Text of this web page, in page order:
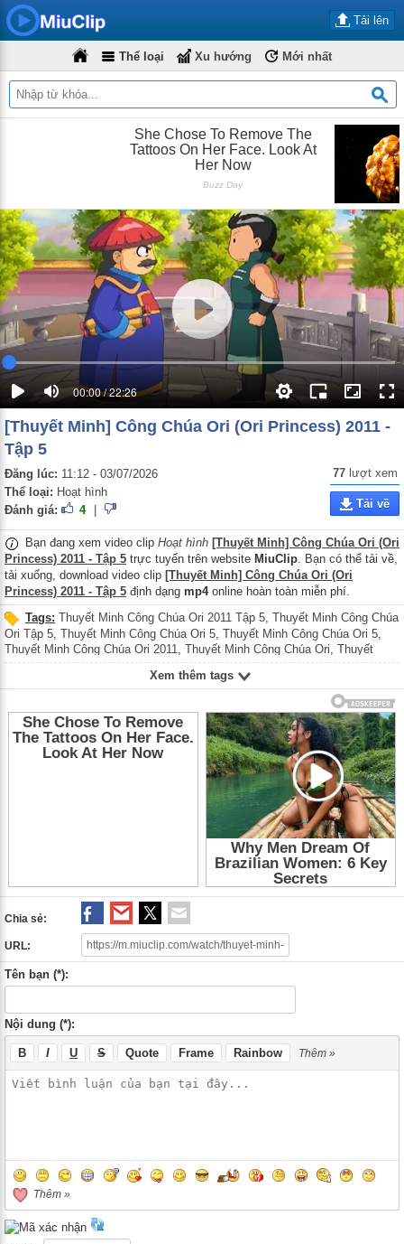
Tải lên
Thể loại Xu hướng Mới nhất
00:00 / 22:26
[Thuyết Minh] Công Chúa Ori (Ori Princess) 2011 -
Tập 5
Đăng lúc: 11:12 - 03/07/2026
Thể loại: Hoạt hình
Đánh giá:
4
77lượt xem
Tải về
Bạn đang xem video clip Hoạt hình [Thuyết Minh] Công Chúa Ori (Ori
Princess) 2011 - Tập 5 trực tuyến trên website MiuClip. Bạn có thể tải về,
tải xuống, download video clip [Thuyết Minh] Công Chúa Ori (Ori
Princess) 2011 - Tập 5 định dạng mp4online hoàn toàn miễn phí.
Tags: Thuyết Minh Công Chúa Ori 2011 Tập 5, Thuyết Minh Công Chúa
Ori Tập 5 Thuyết Minh Công Chúa Ori 5 Thuyết Minh Công Chúa Ori 5
Thuyết Minh Công Chúa Ori 2011
Thuyết Minh Công Chúa Ori Thuyết
Minh Ori Princess 2011 Tập 5,Thuyết Minh Ori Princess Tập 5,Thuyết
Thuyết Minh Ori Princess 2011
Công Chúa Ori
5,Công Chúa Ori 5,Công Chúa Ori 2011,Công Chúa Ori,Ori Princess
2011 Tập 5,Ori Princess Tập 5,Ori Princess 5,Ori Princess 2011,Ori
Princess,Phim hoạt hình Trung Quốc ,Phim hoạt hình,Phim Trung Quốc,
Thuyet Minh Cong Chua Ori 2011 Tap 5,Thuyet Minh Cong Chua Ori Tap 5
Thuyet Minh Cong Chua Ori 5,Thuyet Minh
Thuyet Minh Cong Chua Ori,Thuyet Minh Ori
Thuyet Minh Ori Princess Tap 5,Thuyet Minh Ori
Thuyet Minh Ori Princess 2011 Thuyet Minh Ori Princess,
Cong Chua Ori Tap 5,Cong Chua Ori 5,Cong
Cong Chua Ori, Ori Princess 2011 Tap 5
Phim hoat hinh Trung Quoc ,Phim hoat hinh, Phim
Xem thêm tags
Chia sẻ:
URL:
Tên bạn (*):
Nội dung (*):
B I U S Quote Frame Rainbow Thêm »
Thêm »